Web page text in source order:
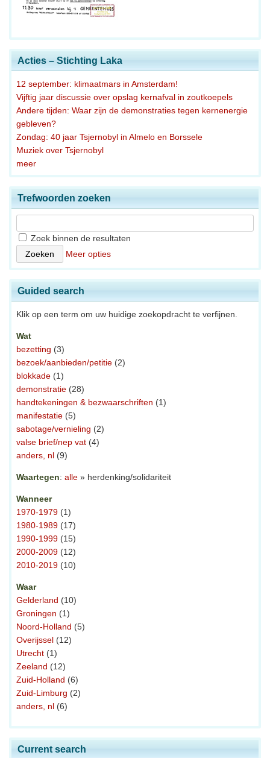
Acties – Stichting Laka
12 september: klimaatmars in Amsterdam!
Vijftig jaar discussie over opslag kernafval in zoutkoepels
Andere tijden: Waar zijn de demonstraties tegen kernenergie
gebleven?
Zondag: 40 jaar Tsjernobyl in Almelo en Borssele
Muziek over Tsjernobyl
meer
Trefwoorden zoeken
Zoek binnen de resultaten
Meer opties
Guided search
Klik op een term om uw huidige zoekopdracht te verfijnen.
Wat
bezetting (3)
bezoek/aanbieden/petitie (2)
blokkade (1)
demonstratie (28)
handtekeningen & bezwaarschriften (1)
manifestatie (5)
sabotage/vernieling (2)
valse brief/nep vat (4)
anders, nl (9)
Waartegen: alle » herdenking/solidariteit
Wanneer
1970-1979 (1)
1980-1989 (17)
1990-1999 (15)
2000-2009 (12)
2010-2019 (10)
Waar
Gelderland (10)
Groningen (1)
Noord-Holland (5)
Overijssel (12)
Utrecht (1)
Zeeland (12)
Zuid-Holland (6)
Zuid-Limburg (2)
anders, nl (6)
Current search